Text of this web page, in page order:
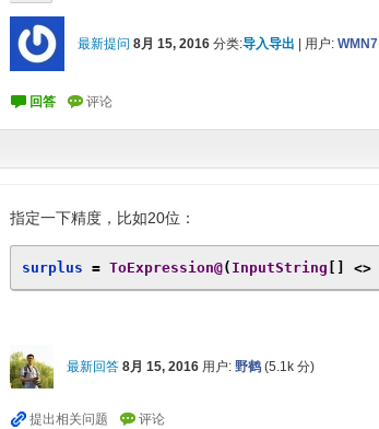
最新提问 8月 15, 2016 分类:导入导出 用户: WMN7
指定一下精度，比如20位：
surplus = ToExpression@( InputString [] <>
最新回答 8月 15, 2016 用户: 野鹤 (5.1k 分)